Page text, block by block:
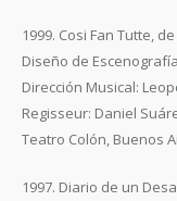
1999. Cosi Fan Tutte,
Diseño de
Dirección Musical:
Regisseur: Daniel
Teatro Colón, Buenos
1997. Diario de un